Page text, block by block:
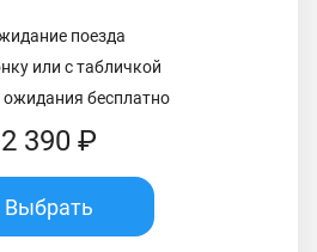
поезда
или с табличкой
бесплатно
2 390 ₽
Выбрать